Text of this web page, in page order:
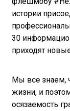
истории
30
приходят
Мы все знаем,
жизни, и
осязаемость